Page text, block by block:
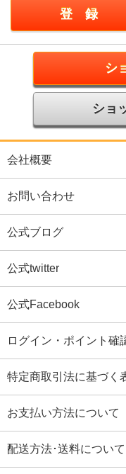
シ
ショ
会社概要
お問い合わせ
公式ブログ
公式twitter
公式Facebook
ログイン・ポイント確
特定商取引法に基づく
お支払い方法について
配送方法･送料について